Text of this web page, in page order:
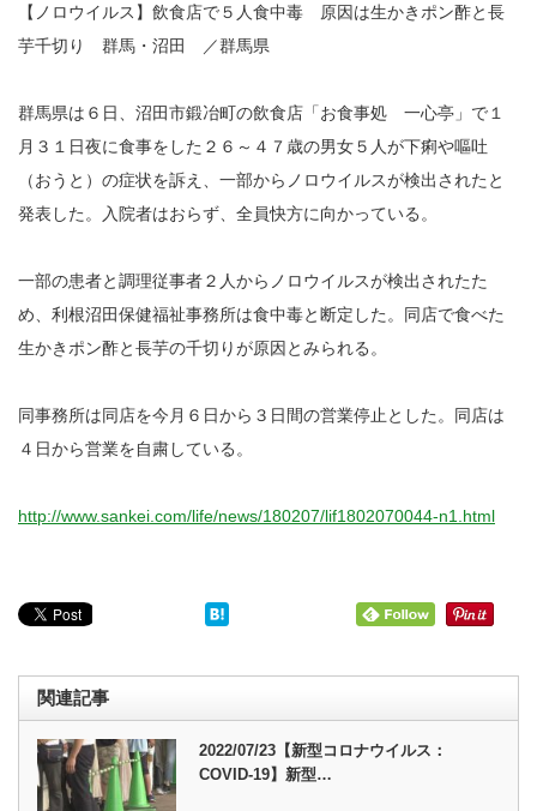
【ノロウイルス】飲食店で５人食中毒 原因は生かきポン酢と長
芋千切り 群馬・沼田 ／群馬県
群馬県は６日、沼田市鍛冶町の飲食店「お食事処 一心亭」で１
月３１日夜に食事をした２６～４７歳の男女５人が下痢や嘔吐
（おうと）の症状を訴え、一部からノロウイルスが検出されたと
発表した。入院者はおらず、全員快方に向かっている。
一部の患者と調理従事者２人からノロウイルスが検出されたた
め、利根沼田保健福祉事務所は食中毒と断定した。同店で食べた
生かきポン酢と長芋の千切りが原因とみられる。
同事務所は同店を今月６日から３日間の営業停止とした。同店は
４日から営業を自粛している。
http://www.sankei.com/life/news/180207/lif1802070044-n1.html
関連記事
2022/07/23【新型コロナウイルス：
COVID-19】新型…